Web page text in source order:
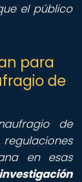
el público
para
de
de
en esas
investigación